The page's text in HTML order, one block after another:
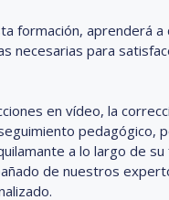
formación, aprenderá
necesarias para
en vídeo, la
pedagógico,
a lo largo de su
de nuestros